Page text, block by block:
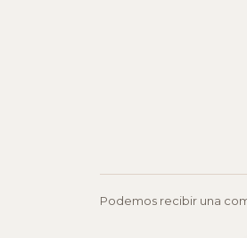
Podemos recibir una